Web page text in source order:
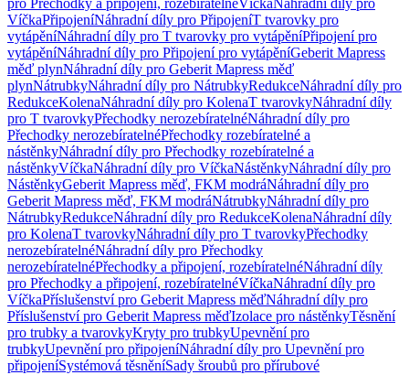
pro Přechodky a připojení, rozebíratelnéVíčkaNáhradní díly pro
VíčkaPřipojeníNáhradní díly pro PřipojeníT tvarovky pro
vytápěníNáhradní díly pro T tvarovky pro vytápěníPřipojení pro
vytápěníNáhradní díly pro Připojení pro vytápěníGeberit Mapress
měď plynNáhradní díly pro Geberit Mapress měď
plynNátrubkyNáhradní díly pro NátrubkyRedukceNáhradní díly pro
RedukceKolenaNáhradní díly pro KolenaT tvarovkyNáhradní díly
pro T tvarovkyPřechodky nerozebíratelnéNáhradní díly pro
Přechodky nerozebíratelnéPřechodky rozebíratelné a
nástěnkyNáhradní díly pro Přechodky rozebíratelné a
nástěnkyVíčkaNáhradní díly pro VíčkaNástěnkyNáhradní díly pro
NástěnkyGeberit Mapress měď, FKM modráNáhradní díly pro
Geberit Mapress měď, FKM modráNátrubkyNáhradní díly pro
NátrubkyRedukceNáhradní díly pro RedukceKolenaNáhradní díly
pro KolenaT tvarovkyNáhradní díly pro T tvarovkyPřechodky
nerozebíratelnéNáhradní díly pro Přechodky
nerozebíratelnéPřechodky a připojení, rozebíratelnéNáhradní díly
pro Přechodky a připojení, rozebíratelnéVíčkaNáhradní díly pro
VíčkaPříslušenství pro Geberit Mapress měďNáhradní díly pro
Příslušenství pro Geberit Mapress měďIzolace pro nástěnkyTěsnění
pro trubky a tvarovkyKryty pro trubkyUpevnění pro
trubkyUpevnění pro připojeníNáhradní díly pro Upevnění pro
připojeníSystémová těsněníSady šroubů pro přírubové